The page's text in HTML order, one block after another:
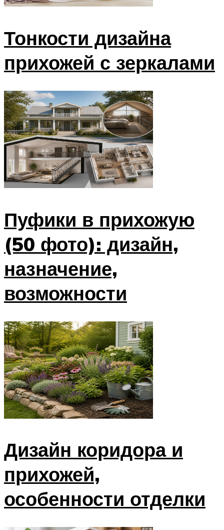
Тонкости дизайна
прихожей с зеркалами
Пуфики в прихожую
(50 фото): дизайн,
назначение,
возможности
Дизайн коридора и
прихожей,
особенности отделки